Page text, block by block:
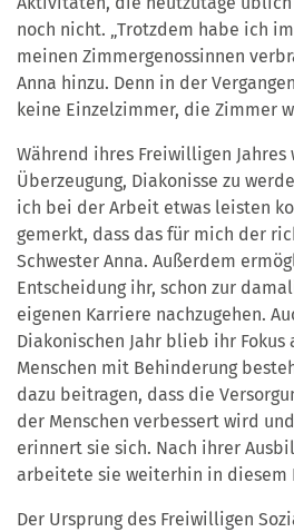
noch nicht. „Trotzdem habe ich
meinen Zimmergenossinnen
Anna hinzu. Denn in der
keine Einzelzimmer, die Zimmer
Während ihres Freiwilligen Jahres
Überzeugung, Diakonisse zu
ich bei der Arbeit etwas leisten
gemerkt, dass das für mich der
Schwester Anna. Außerdem
Entscheidung ihr, schon zur
eigenen Karriere nachzugehen.
Diakonischen Jahr blieb ihr
Menschen mit Behinderung
dazu beitragen, dass die
der Menschen verbessert wird
erinnert sie sich. Nach ihrer
arbeitete sie weiterhin in diesem
Der Ursprung des Freiwilligen